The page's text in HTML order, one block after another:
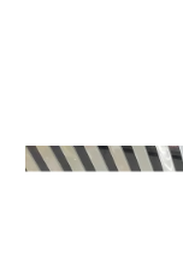
图为：林芝